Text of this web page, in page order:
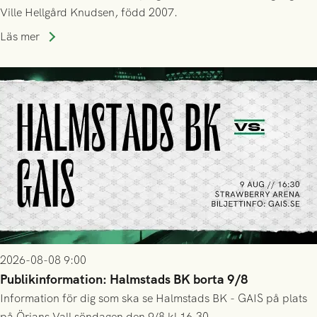
Ville Hellgård Knudsen, född 2007.
Läs mer
2026-08-08 9:00
Publikinformation: Halmstads BK borta 9/8
Information för dig som ska se Halmstads BK - GAIS på plats